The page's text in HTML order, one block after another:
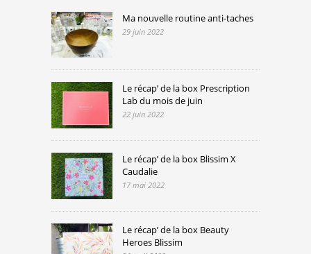
Ma nouvelle routine anti-taches
29 juin 2022
Le récap’ de la box Prescription
Lab du mois de juin
22 juin 2022
Le récap’ de la box Blissim X
Caudalie
17 mai 2022
Le récap’ de la box Beauty
Heroes Blissim